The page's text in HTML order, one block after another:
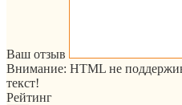
Ваш отзыв
Внимание: HTML не
текст!
Рейтинг